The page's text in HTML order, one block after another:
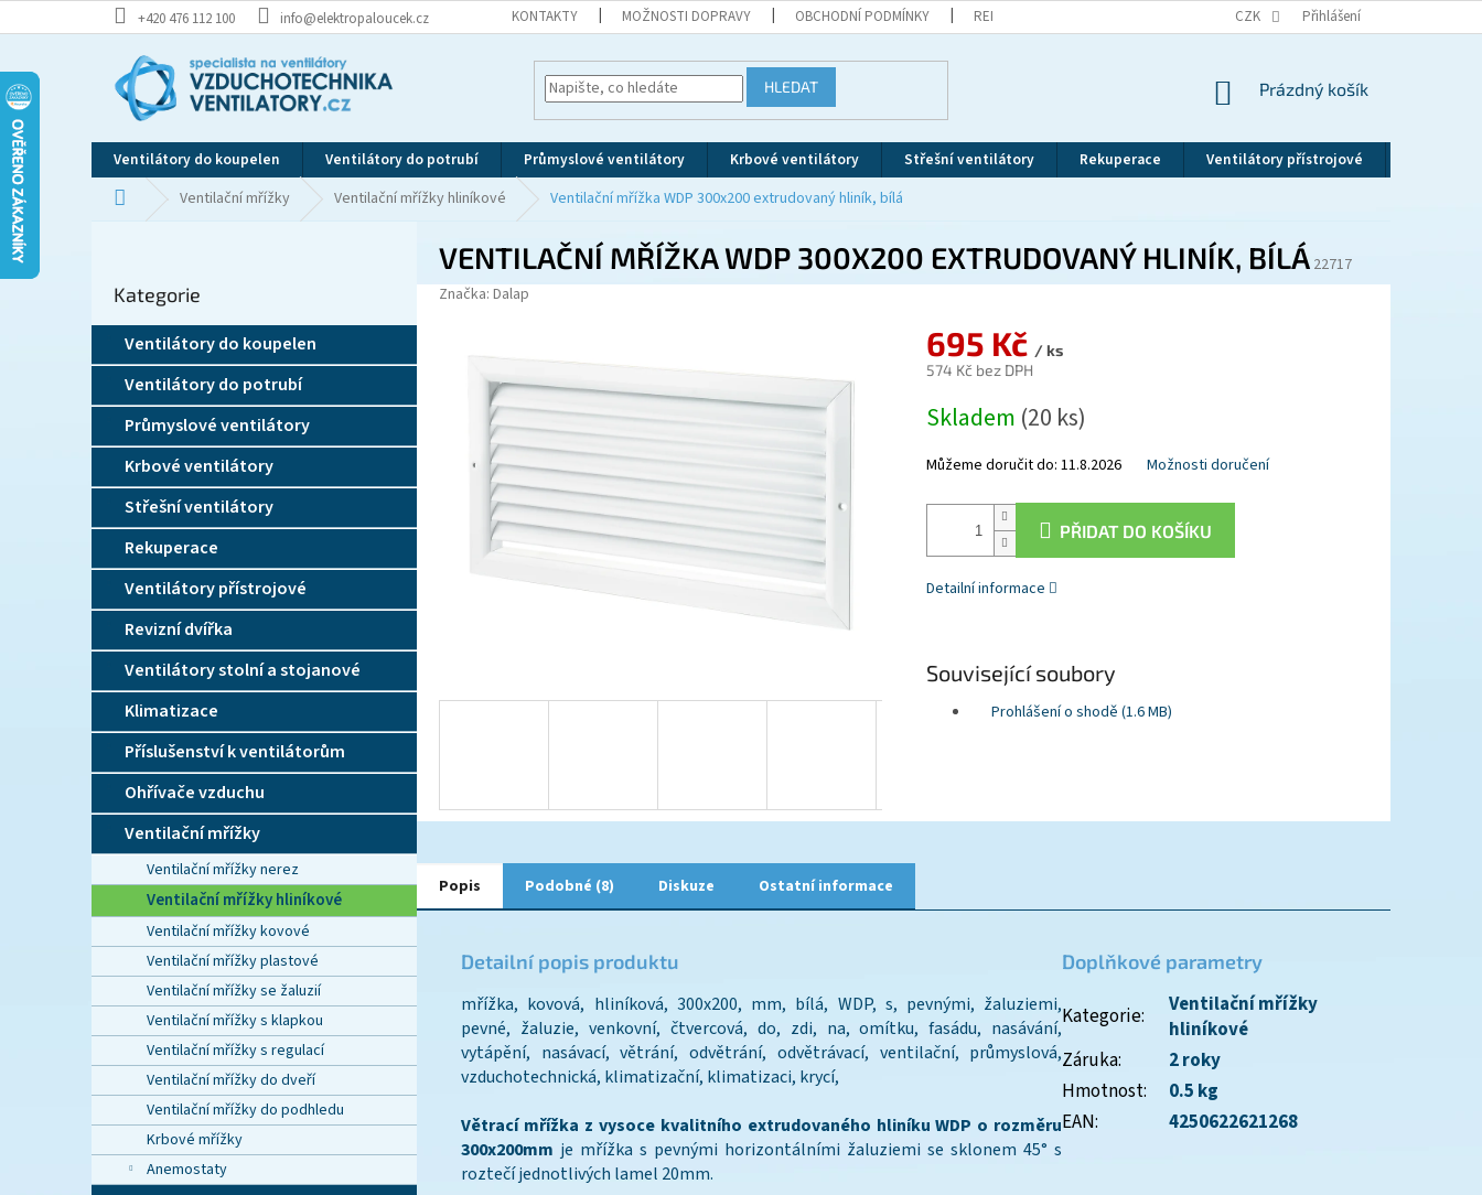
na
+420 476 112 100 info@elektropaloucek.cz KONTAKTY MOŽNOSTI DOPRAVY OBCHODNÍ PODMÍNKY REKLAMAČNÍ ŘÁD ZÁSADY OCHRANY OSOBNÍCH
CZK Přihlášení
HLEDAT
NÁKUPNÍ
Prázdný košík
Ventilátory do koupelen Ventilátory do potrubí Průmyslové ventilátory Krbové ventilátory Střešní ventilátory Rekuperace Ventilátory přístrojové
Domů Ventilační mřížky Ventilační mřížky hliníkové Ventilační mřížka WDP 300x200 extrudovaný hliník, bílá
r
n
p
e
kategorie
Kategorie
Ventilátory do koupelen
Ventilátory do potrubí
Průmyslové ventilátory
Krbové ventilátory
Střešní ventilátory
Rekuperace
Ventilátory přístrojové
Revizní dvířka
Ventilátory stolní a stojanové
Klimatizace
Příslušenství k ventilátorům
Ohřívače vzduchu
Ventilační mřížky
Ventilační mřížky nerez
Ventilační mřížky hliníkové
Ventilační mřížky kovové
Ventilační mřížky plastové
Ventilační mřížky se žaluzií
Ventilační mřížky s klapkou
Ventilační mřížky s regulací
Ventilační mřížky do dveří
Ventilační mřížky do podhledu
Krbové mřížky
Anemostaty
VENTILAČNÍ MŘÍŽKA WDP 300X200 EXTRUDOVANÝ HLINÍK, BÍLÁ 22717
Značka: Dalap
695 Kč / ks
574 Kč bez DPH
cena:
Skladem (20 ks)
Můžeme doručit do: 11.8.2026 Možnosti doručení
PŘIDAT DO KOŠÍKU
Detailní informace
Související soubory
Prohlášení o shodě (1.6 MB)
Popis Podobné (8) Diskuze Ostatní informace
Detailní popis produktu
mřížka, kovová, hliníková, 300x200, mm, bílá, WDP, s, pevnými, žaluziemi,
pevné, žaluzie, venkovní, čtvercová, do, zdi, na, omítku, fasádu, nasávání,
vytápění, nasávací, větrání, odvětrání, odvětrávací, ventilační, průmyslová,
vzduchotechnická, klimatizační, klimatizaci, krycí,
Větrací mřížka z vysoce kvalitního extrudovaného hliníku WDP o rozměru
300x200mm je mřížka s pevnými horizontálními žaluziemi se sklonem 45° s
roztečí jednotlivých lamel 20mm.
Doplňkové parametry
Kategorie:
Ventilační mřížky
hliníkové
Záruka:
2 roky
Hmotnost:
0.5 kg
EAN: 4250622621268